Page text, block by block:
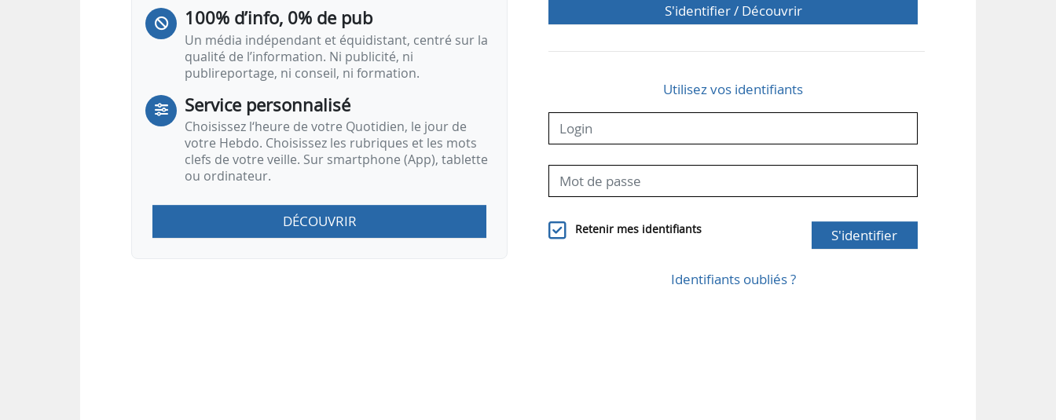
100% d’info, 0% de pub
Un média indépendant et équidistant, centré sur la
qualité de l’information. Ni publicité, ni
publireportage, ni conseil, ni formation.
Service personnalisé
Choisissez l‘heure de votre Quotidien, le jour de
votre Hebdo. Choisissez les rubriques et les mots
clefs de votre veille. Sur smartphone (App), tablette
ou ordinateur.
DÉCOUVRIR
S'identifier / Découvrir
Utilisez vos identifiants
Retenir mes identifiants S'identifier
Identifiants oubliés ?